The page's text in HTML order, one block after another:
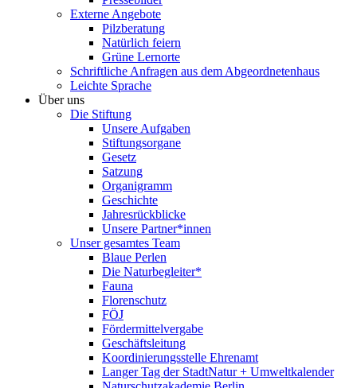
Externe Angebote
Pilzberatung
Natürlich feiern
Grüne Lernorte
Schriftliche Anfragen aus dem Abgeordnetenhaus
Leichte Sprache
Über uns
Die Stiftung
Unsere Aufgaben
Stiftungsorgane
Gesetz
Satzung
Organigramm
Geschichte
Jahresrückblicke
Unsere Partner*innen
Unser gesamtes Team
Blaue Perlen
Die Naturbegleiter*
Fauna
Florenschutz
FÖJ
Fördermittelvergabe
Geschäftsleitung
Koordinierungsstelle Ehrenamt
Langer Tag der StadtNatur + Umweltkalender